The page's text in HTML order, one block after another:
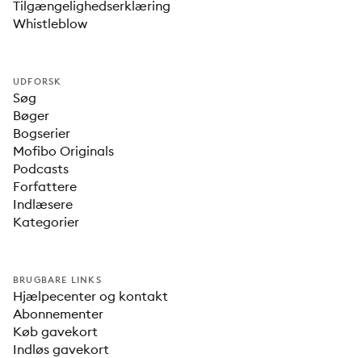
Tilgængelighedserklæring
Whistleblow
UDFORSK
Søg
Bøger
Bogserier
Mofibo Originals
Podcasts
Forfattere
Indlæsere
Kategorier
BRUGBARE LINKS
Hjælpecenter og kontakt
Abonnementer
Køb gavekort
Indløs gavekort